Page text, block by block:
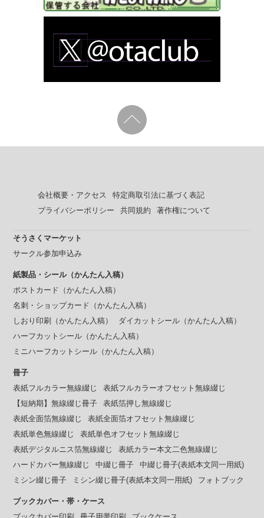
会社概要・アクセス
特定商取引法に基づく表記
プライバシーポリシー
共同規約 著作権について
そうさくマーケット
サークル参加申込み
紙製品・シール（かんたん入稿）
ポストカード（かんたん入稿）
名刺・ショップカード（かんたん入稿）
しおり印刷（かんたん入稿）
ダイカットシール（かんたん入稿）
ハーフカットシール（かんたん入稿）
ミニハーフカットシール（かんたん入稿）
冊子
表紙フルカラー無線綴じ
表紙フルカラーオフセット無線綴じ
【短納期】無線綴じ冊子
表紙箔押し無線綴じ
表紙全面箔無線綴じ
表紙全面箔オフセット無線綴じ
表紙単色無線綴じ
表紙単色オフセット無線綴じ
表紙デジタルニス箔無線綴じ
表紙カラー本文二色無線綴じ
ハードカバー無線綴じ
中綴じ冊子
中綴じ冊子(表紙本文同一用紙)
ミシン綴じ冊子
ミシン綴じ冊子(表紙本文同一用紙) フォトブック
ブックカバー・帯・ケース